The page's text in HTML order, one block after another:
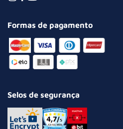
Formas de pagamento
Selos de segurança